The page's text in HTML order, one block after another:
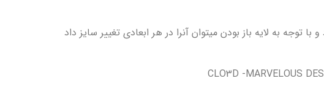
با توجه به لایه باز بودن میتوان آنرا در هر ابعادی تغییر سایز داد